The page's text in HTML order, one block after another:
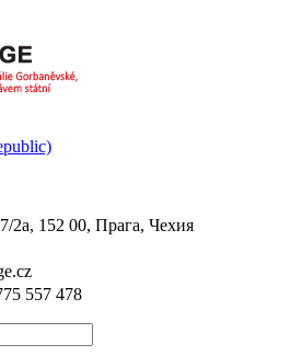
2a, 152 00, Прага, Чехия
557 478